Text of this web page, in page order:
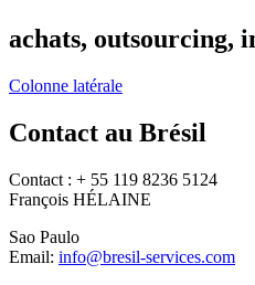
achats, outsourcing,
Colonne latérale
Contact au Brésil
Contact : + 55 119 8236 5124
François HÉLAINE
Sao Paulo
Email: info@bresil-services.com